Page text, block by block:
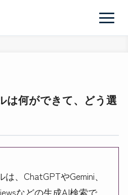
は何ができて、どう選
、ChatGPTやGemini、
などの生成AI検索で